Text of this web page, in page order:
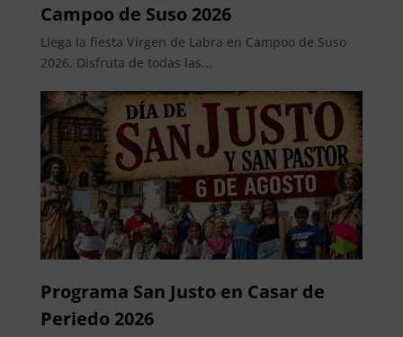
Campoo de Suso 2026
Llega la fiesta Virgen de Labra en Campoo de Suso
2026. Disfruta de todas las...
Programa San Justo en Casar de
Periedo 2026